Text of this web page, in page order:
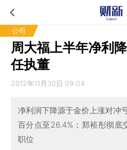
公司
周大福上半年净利
任执董
2012年11月30日 09:04
净利润下降源于金价上涨对冲
百分点至26.4%；郑裕彤彻底
职位